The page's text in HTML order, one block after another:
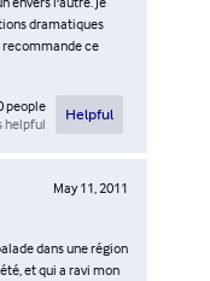
dramatiques
recommande ce
people
helpful
Helpful
May 11, 2011
dans une région
et qui a ravi mon